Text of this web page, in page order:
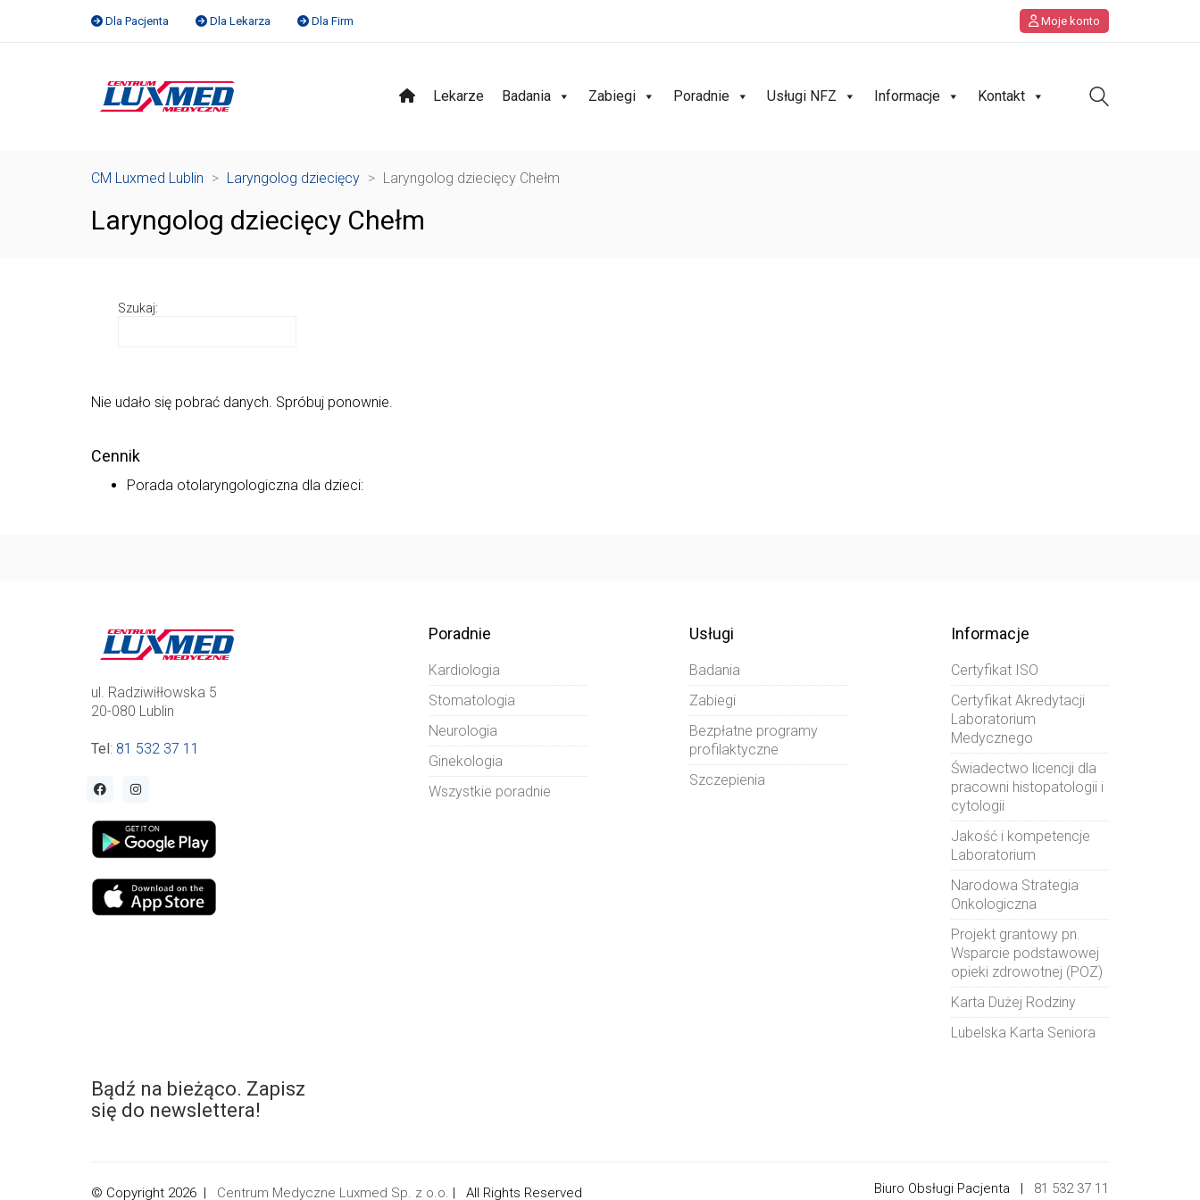
Dla Pacjenta Dla Lekarza Dla Firm Moje konto
Lekarze Badania Zabiegi Poradnie Usługi NFZ Informacje Kontakt
CM Luxmed Lublin > Laryngolog dziecięcy > Laryngolog dziecięcy Chełm
Laryngolog dziecięcy Chełm
Szukaj:
Nie udało się pobrać danych. Spróbuj ponownie.
Cennik
Porada otolaryngologiczna dla dzieci:
ul. Radziwiłłowska 5
20-080 Lublin
Tel: 81 532 37 11
Poradnie
Kardiologia
Stomatologia
Neurologia
Ginekologia
Wszystkie poradnie
Usługi
Badania
Zabiegi
Bezpłatne programy
profilaktyczne
Szczepienia
Informacje
Certyfikat ISO
Certyfikat Akredytacji
Laboratorium
Medycznego
Świadectwo licencji dla
pracowni histopatologii i
cytologii
Jakość i kompetencje
Laboratorium
Narodowa Strategia
Onkologiczna
Projekt grantowy pn.
Wsparcie podstawowej
opieki zdrowotnej (POZ)
Karta Dużej Rodziny
Lubelska Karta Seniora
Bądź na bieżąco. Zapisz
się do newslettera!
Biuro Obsługi Pacjenta | 81 532 37 11
© Copyright 2026 | Centrum Medyczne Luxmed Sp. z o.o. | All Rights Reserved